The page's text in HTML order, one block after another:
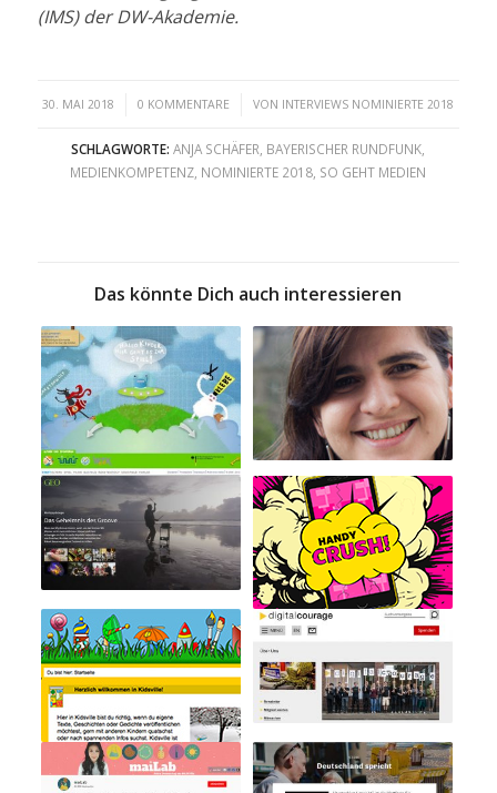
(IMS) der DW-Akademie.
30. MAI 2018
/ 0 KOMMENTARE
/ VON INTERVIEWS NOMINIERTE 2018
SCHLAGWORTE: ANJA SCHÄFER, BAYERISCHER RUNDFUNK,
MEDIENKOMPETENZ, NOMINIERTE 2018, SO GEHT MEDIEN
Das könnte Dich auch interessieren